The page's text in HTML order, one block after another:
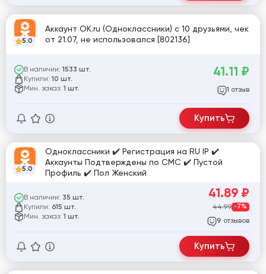
5.0
Аккаунт OK.ru (Одноклассники) с 10 друзьями, чек
от 21.07, не использовался [802136]
В наличии: 1533 шт.
Купили: 10 шт.
Мин. заказ: 1 шт.
41.11 ₽
1 отзыв
Купить
5.0
Одноклассники ✔️ Регистрация на RU IP ✔️
Аккаунты Подтверждены по СМС ✔️ Пустой
Профиль ✔️ Пол Женский
В наличии: 35 шт.
Купили: 615 шт.
Мин. заказ: 1 шт.
41.89 ₽
44.99 -7%
9 отзывов
Купить